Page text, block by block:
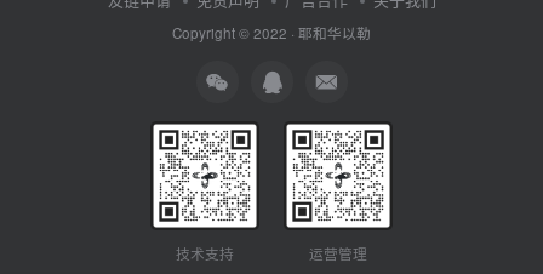
Copyright © 2022 · 耶和华以勒
技术支持 运营管理